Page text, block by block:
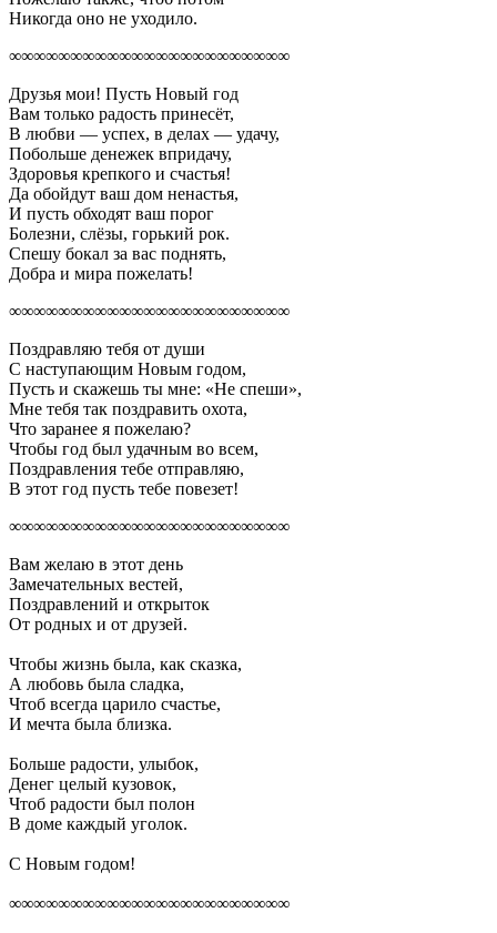
Никогда оно не уходило.
∞∞∞∞∞∞∞∞∞∞∞∞∞∞∞∞∞∞∞∞∞∞∞
Друзья мои! Пусть Новый год
Вам только радость принесёт,
В любви — успех, в делах — удачу,
Побольше денежек впридачу,
Здоровья крепкого и счастья!
Да обойдут ваш дом ненастья,
И пусть обходят ваш порог
Болезни, слёзы, горький рок.
Спешу бокал за вас поднять,
Добра и мира пожелать!
∞∞∞∞∞∞∞∞∞∞∞∞∞∞∞∞∞∞∞∞∞∞∞
Поздравляю тебя от души
С наступающим Новым годом,
Пусть и скажешь ты мне: «Не спеши»,
Мне тебя так поздравить охота,
Что заранее я пожелаю?
Чтобы год был удачным во всем,
Поздравления тебе отправляю,
В этот год пусть тебе повезет!
∞∞∞∞∞∞∞∞∞∞∞∞∞∞∞∞∞∞∞∞∞∞∞
Вам желаю в этот день
Замечательных вестей,
Поздравлений и открыток
От родных и от друзей.
Чтобы жизнь была, как сказка,
А любовь была сладка,
Чтоб всегда царило счастье,
И мечта была близка.
Больше радости, улыбок,
Денег целый кузовок,
Чтоб радости был полон
В доме каждый уголок.
С Новым годом!
∞∞∞∞∞∞∞∞∞∞∞∞∞∞∞∞∞∞∞∞∞∞∞